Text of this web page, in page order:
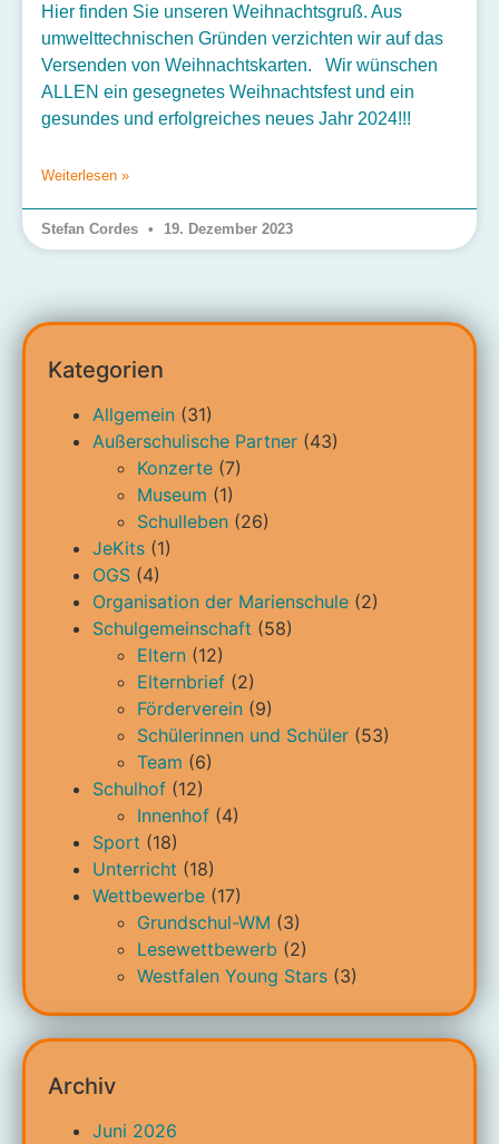
Hier finden Sie unseren Weihnachtsgruß. Aus
umwelttechnischen Gründen verzichten wir auf das
Versenden von Weihnachtskarten. Wir wünschen
ALLEN ein gesegnetes Weihnachtsfest und ein
gesundes und erfolgreiches neues Jahr 2024!!!
Weiterlesen »
Stefan Cordes 19. Dezember 2023
Kategorien
Allgemein (31)
Außerschulische Partner (43)
Konzerte (7)
Museum (1)
Schulleben (26)
JeKits (1)
OGS (4)
Organisation der Marienschule (2)
Schulgemeinschaft (58)
Eltern (12)
Elternbrief (2)
Förderverein (9)
Schülerinnen und Schüler (53)
Team (6)
Schulhof (12)
Innenhof (4)
Sport (18)
Unterricht (18)
Wettbewerbe (17)
Grundschul-WM (3)
Lesewettbewerb (2)
Westfalen Young Stars (3)
Archiv
Juni 2026